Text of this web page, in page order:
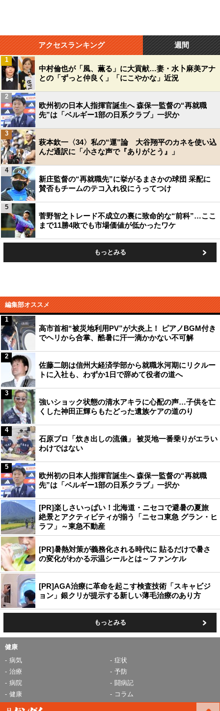
アクセスランキング 週間
中村倫也が「風、薫る」に大貢献…妻・水卜麻美アナ
との「ずっと仲良く」「にこやかな」近況
1
欧州初の日本人指揮官誕生へ 森保一監督の“再就職
先”は「ベルギー1部の日系クラブ」一択か
2
萩本欽一〈34〉私の“運”論 大谷翔平のカネを使い込
んだ通訳に「小さな声で『ありがとう』」
3
新庄監督の“再就職先”に挙がるまさかの球団 采配に
賛否もチームのテコ入れ役にうってつけ
4
菅野智之トレード不成立の裏に致命的な“前科”…ここ
まで11勝4敗でも市場価値が低かったワケ
5
もっとみる
編集部オススメ
高市首相“被災地利用PV”が大炎上！ ピアノBGM付き
でヘリから合掌、酷暑に汗一滴かかない不可解
1
佐藤二朗は信州大経済学部から就職氷河期にリクルー
トに入社も、わずか1日で辞めて役者の道へ
2
強いショック状態の清水アキラに心配の声…子供を亡
くした神田正輝らもたどった遺族ケアの道のり
3
石原プロ「炊き出しの流儀」 被災地一番乗りがエラい
わけではない
4
欧州初の日本人指揮官誕生へ 森保一監督の“再就職
先”は「ベルギー1部の日系クラブ」一択か
5
[PR]楽しさいっぱい！北海道・ニセコで避暑の夏旅
絶景とアクティビティが揃う「ニセコ東急 グラン・ヒ
ラフ」～東急不動産
[PR]暑熱対策が義務化される時代に 貼るだけで暑さ
の変化がわかる示温シールとは～ファンケル
[PR]AGA治療に革命を起こす検査技術「スキャビジ
ョン」銀クリが提示する新しい薄毛治療のあり方
もっとみる
健康
病気
症状
治療
予防
病院
闘病記
健康
コラム